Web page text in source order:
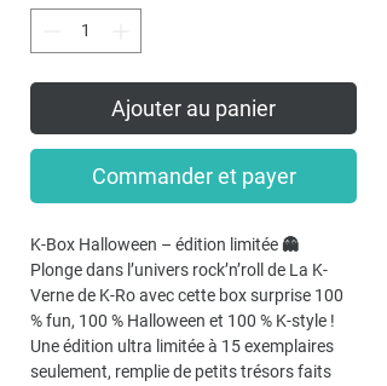
Ajouter au panier
Commander et payer
K-Box Halloween – édition limitée 👻
Plonge dans l’univers rock’n’roll de La K-
Verne de K-Ro avec cette box surprise 100
% fun, 100 % Halloween et 100 % K-style !
Une édition ultra limitée à 15 exemplaires
seulement, remplie de petits trésors faits